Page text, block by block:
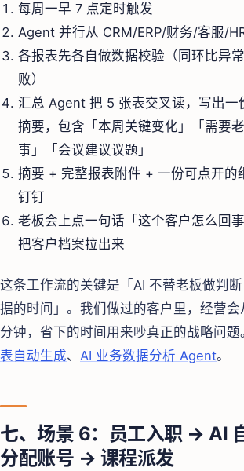
每周一早 7 点定时触发
Agent 并行从 CRM/ERP/财务/客服/
各报表先各自做数据校验（同环比异
败）
汇总 Agent 把 5 张表交叉读，写出
摘要，包含「本周关键变化」「需要
事」「会议建议议题」
摘要 + 完整报表附件 + 一份可点开的
钉钉
老板会上点一句话「这个客户怎么回
把客户档案拉出来
这条工作流的关键是「AI 不替老板做判
据的时间」。我们做过的客户里，经营
分钟，省下的时间用来吵真正的战略问题
表自动生成、 AI 业务数据分析 Agent。
七、场景 6：员工入职 → AI
分配账号 → 课程派发